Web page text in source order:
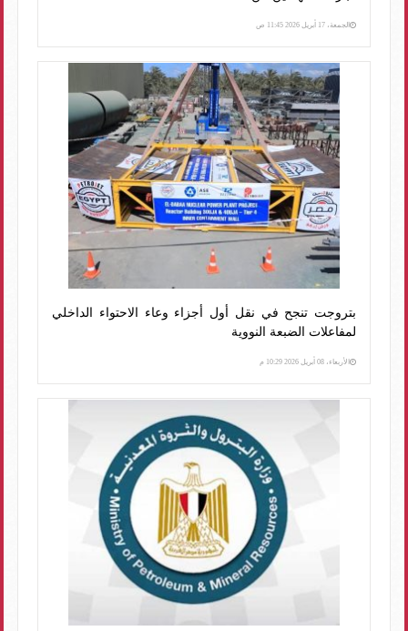
الجمعة، 17 أبريل 2026 11:45 ص
بتروجت تنجح في نقل أول أجزاء وعاء الاحتواء الداخلي
لمفاعلات الضبعة النووية
الأربعاء، 08 أبريل 2026 10:29 م